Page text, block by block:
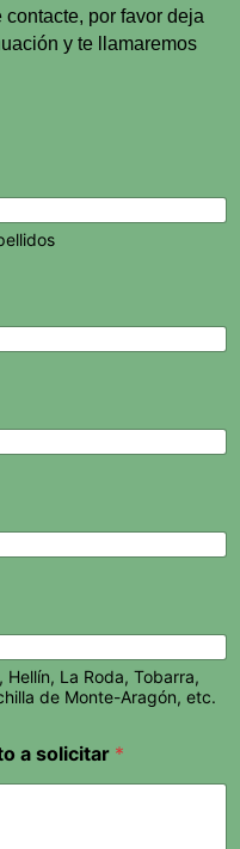
por favor deja
y te llamaremos
La Roda, Tobarra,
de Monte-Aragón, etc.
a solicitar *